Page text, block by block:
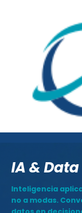
IA & Data
Inteligencia
no a modas.